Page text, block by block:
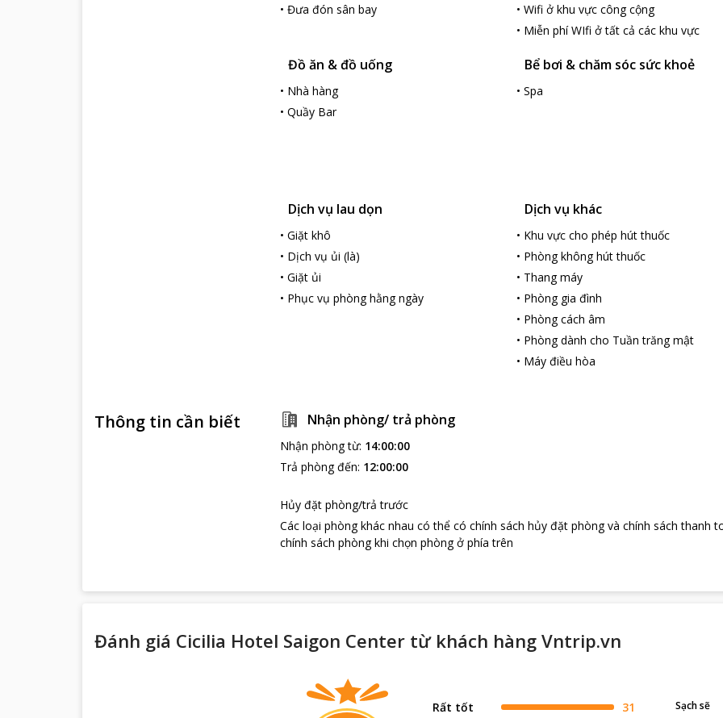
• Đưa đón sân bay
•Wifi ở khu vực công cộng
• Miễn phí WIfi ở tất cả các khu vực
Đồ ăn & đồ uống
• Nhà hàng
• Quầy Bar
Bể bơi & chăm sóc sức khoẻ
•Spa
Dịch vụ lau dọn
• Giặt khô
• Dịch vụ ủi (là)
• Giặt ủi
• Phục vụ phòng hằng ngày
Dịch vụ khác
• Khu vực cho phép hút thuốc
• Phòng không hút thuốc
• Thang máy
• Phòng gia đình
• Phòng cách âm
• Phòng dành cho Tuần trăng mật
• Máy điều hòa
Thông tin cần biết Nhận phòng/ trả phòng
Nhận phòng từ: 14:00:00
Trả phòng đến: 12:00:00
Hủy đặt phòng/trả trước
Các loại phòng khác nhau có thể có chính sách hủy đặt phòng và chính sách thanh
chính sách phòng khi chọn phòng ở phía trên
Đánh giá Cicilia Hotel Saigon Center từ khách hàng Vntrip.vn
Rất tốt
31
Sạch sẽ